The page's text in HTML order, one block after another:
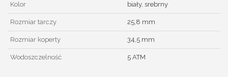
Kolor biały, srebrny
Rozmiar tarczy 25,8 mm
Rozmiar koperty 34,5 mm
Wodoszczelność 5 ATM